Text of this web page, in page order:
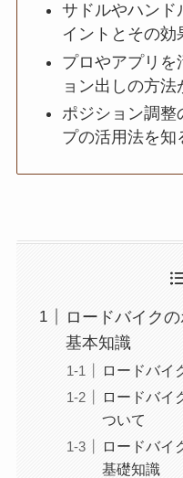
サドルやハンド
イントとその効
プロやアプリを
ョン出しの方法
ポジション調整
プの活用法を知
ロードバイク
基本知識
ロードバイ
ロードバイ
ついて
ロードバイ
基礎知識